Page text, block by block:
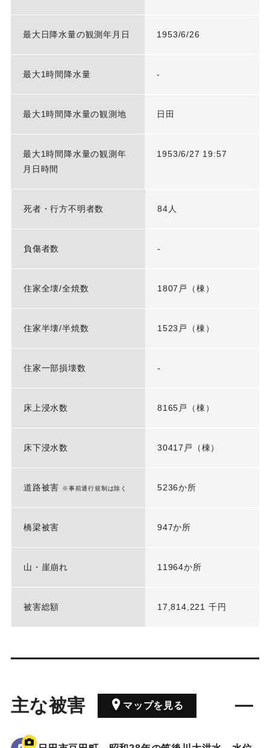
最大日降水量の観測年月日 1953/6/26
最大1時間降水量 -
最大1時間降水量の観測地 日田
最大1時間降水量の観測年
月日時間
1953/6/27 19:57
死者・行方不明者数 84人
負傷者数 -
住家全壊/全焼数 1807戸（棟）
住家半壊/半焼数 1523戸（棟）
住家一部損壊数 -
床上浸水数 8165戸（棟）
床下浸水数 30417戸（棟）
道路被害 ※事前通行規制は除く 5236か所
橋梁被害 947か所
山・崖崩れ 11964か所
被害総額 17,814,221 千円
主な被害 マップを見る